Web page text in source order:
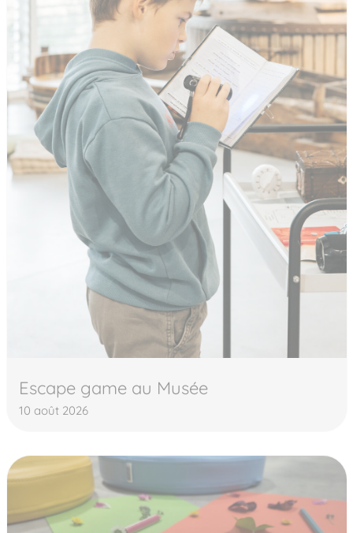
Escape game au Musée
10 août 2026